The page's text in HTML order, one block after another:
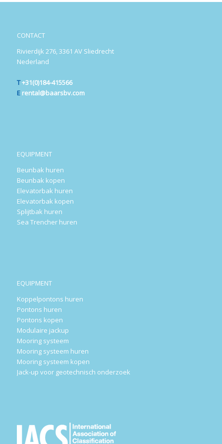
CONTACT
Rivierdijk 276, 3361 AV Sliedrecht
Nederland
T+31(0)184-415566
E rental@baarsbv.com
EQUIPMENT
Beunbak huren
Beunbak kopen
Elevatorbak huren
Elevatorbak kopen
Splijtbak huren
Sea Trencher huren
EQUIPMENT
Koppelpontons huren
Pontons huren
Pontons kopen
Modulaire jackup
Mooring systeem
Mooring systeem huren
Mooring systeem kopen
Jack-up voor geotechnisch onderzoek